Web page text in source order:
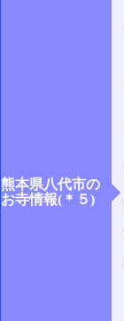
熊本県八代市の
お寺情報(＊５)